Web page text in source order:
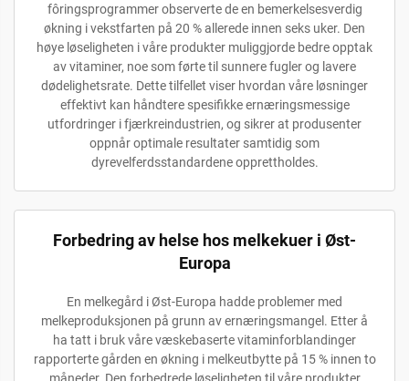
fôringsprogrammer observerte de en bemerkelsesverdig
økning i vekstfarten på 20 % allerede innen seks uker. Den
høye løseligheten i våre produkter muliggjorde bedre opptak
av vitaminer, noe som førte til sunnere fugler og lavere
dødelighetsrate. Dette tilfellet viser hvordan våre løsninger
effektivt kan håndtere spesifikke ernæringsmessige
utfordringer i fjærkreindustrien, og sikrer at produsenter
oppnår optimale resultater samtidig som
dyrevelferdsstandardene opprettholdes.
Forbedring av helse hos melkekuer i Øst-
Europa
En melkegård i Øst-Europa hadde problemer med
melkeproduksjonen på grunn av ernæringsmangel. Etter å
ha tatt i bruk våre væskebaserte vitaminforblandinger
rapporterte gården en økning i melkeutbytte på 15 % innen to